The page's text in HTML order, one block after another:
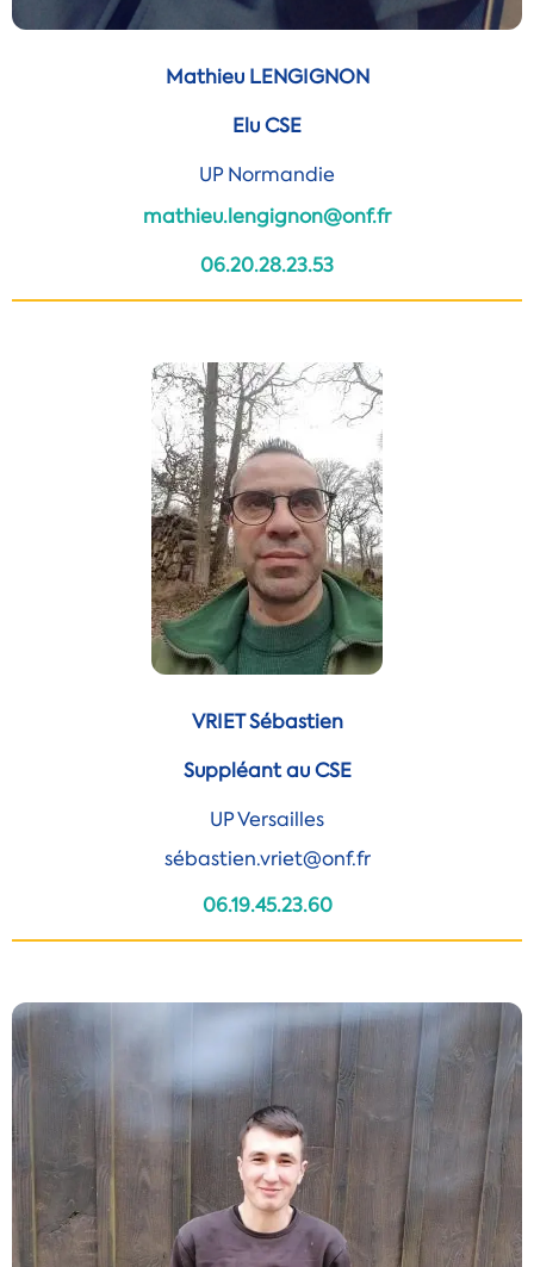
Mathieu LENGIGNON
Elu CSE
UP Normandie
mathieu.lengignon@onf.fr
06.20.28.23.53
VRIET Sébastien
Suppléant au CSE
UP Versailles
sébastien.vriet@onf.fr
06.19.45.23.60